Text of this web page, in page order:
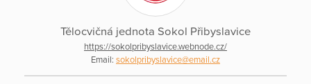
Tělocvičná jednota Sokol Přibyslavice
https://sokolpribyslavice.webnode.cz/
Email: sokolpribyslavice@email.cz